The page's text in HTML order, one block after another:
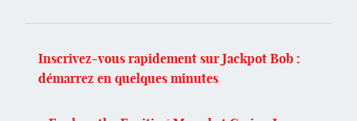
Inscrivez-vous rapidement sur Jackpot Bob :
démarrez en quelques minutes